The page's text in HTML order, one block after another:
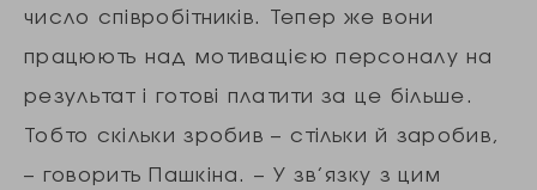
число співробітників. Тепер же вони
працюють над мотивацією персоналу на
результат і готові платити за це більше.
Тобто скільки зробив – стільки й заробив,
– говорить Пашкіна. – У зв’язку з цим